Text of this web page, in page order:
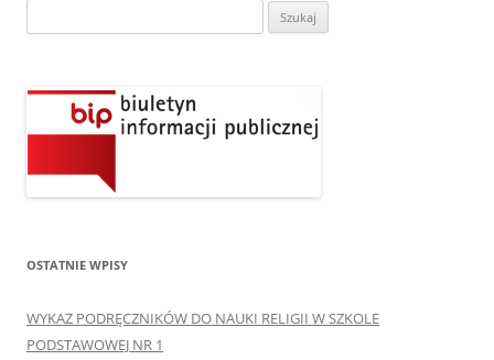
OSTATNIE WPISY
WYKAZ PODRĘCZNIKÓW DO NAUKI RELIGII W SZKOLE
PODSTAWOWEJ NR 1